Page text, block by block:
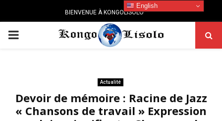
BIENVENUE À KONGOLISOLO
PRIMARY
Actualité
Devoir de mémoire : Racine de Jazz
« Chansons de travail » Expression
English